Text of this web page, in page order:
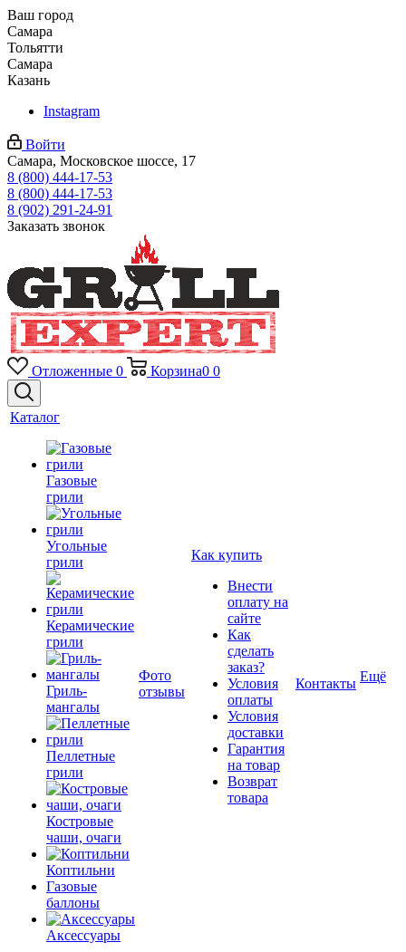
Ваш город
Самара
Тольятти
Самара
Казань
Instagram
Войти
Самара, Московское шоссе, 17
8 (800) 444-17-53
8 (800) 444-17-53
8 (902) 291-24-91
Заказать звонок
Отложенные 0 Корзина0 0
Каталог
Газовые
грили
Угольные
грили
Керамические
грили
Гриль-
мангалы
Пеллетные
грили
Костровые
чаши, очаги
Коптильни
Газовые
баллоны
Аксессуары
Фото
отзывы
Как купить
Внести
оплату на
сайте
Как
сделать
заказ?
Условия
оплаты
Условия
доставки
Гарантия
на товар
Возврат
товара
Контакты Ещё